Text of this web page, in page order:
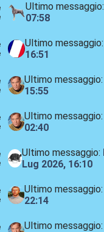
Ultimo messaggio:
07:58
Ultimo messaggio:
16:51
Ultimo messaggio:
15:55
Ultimo messaggio:
02:40
Ultimo messaggio:
Lug 2026, 16:10
Ultimo messaggio:
22:14
Ultimo messaggio: